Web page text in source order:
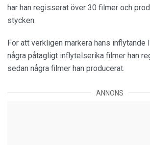
har han regisserat över 30 filmer och
stycken.
För att verkligen markera hans inflytande
några påtagligt inflytelserika filmer han
sedan några filmer han producerat.
ANNONS